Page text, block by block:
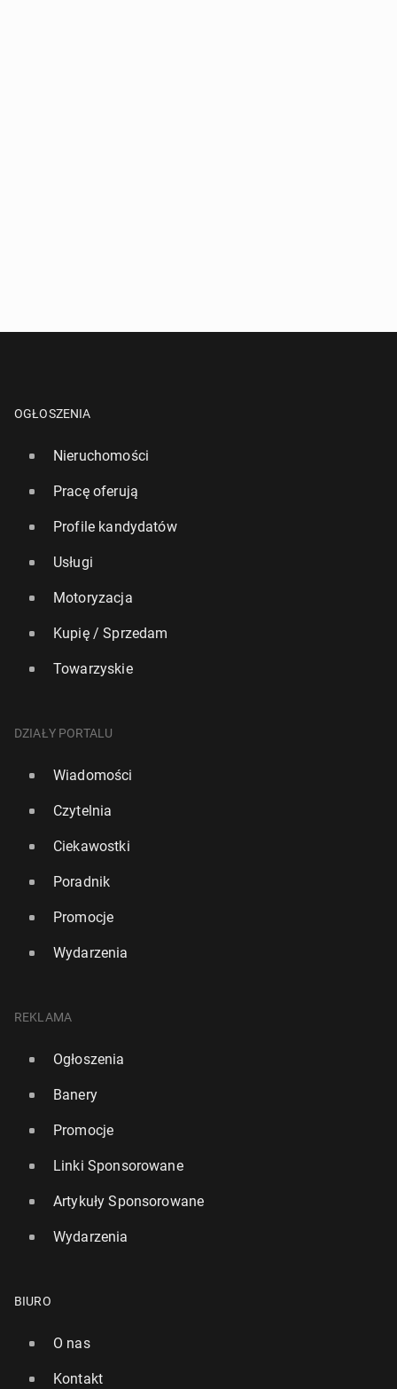
OGŁOSZENIA
Nieruchomości
Pracę oferują
Profile kandydatów
Usługi
Motoryzacja
Kupię / Sprzedam
Towarzyskie
DZIAŁY PORTALU
Wiadomości
Czytelnia
Ciekawostki
Poradnik
Promocje
Wydarzenia
REKLAMA
Ogłoszenia
Banery
Promocje
Linki Sponsorowane
Artykuły Sponsorowane
Wydarzenia
BIURO
O nas
Kontakt